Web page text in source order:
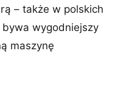
– także w polskich
wygodniejszy
maszynę